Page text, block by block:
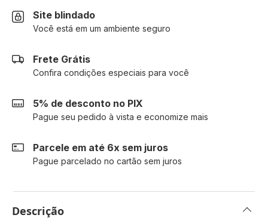
Site blindado
Você está em um ambiente seguro
Frete Grátis
Confira condições especiais para você
5% de desconto no PIX
Pague seu pedido à vista e economize mais
Parcele em até 6x sem juros
Pague parcelado no cartão sem juros
Descrição